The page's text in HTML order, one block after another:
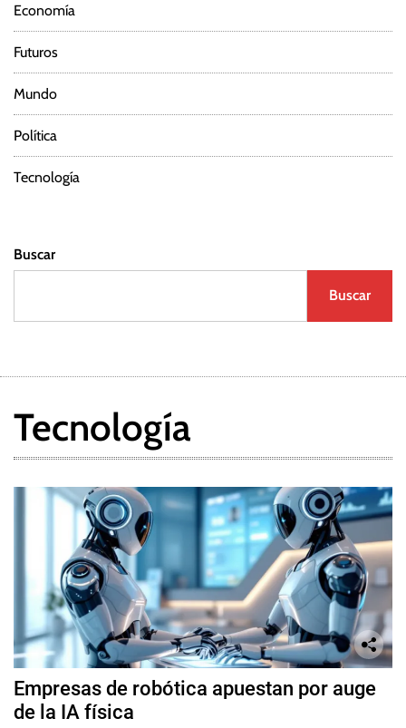
t
r
a
d
a
Economía
Futuros
Mundo
Política
Tecnología
Buscar
Buscar
Tecnología
Empresas de robótica apuestan por auge
de la IA física